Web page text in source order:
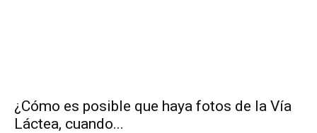
¿Cómo es posible que haya fotos de la Vía
Láctea, cuando...